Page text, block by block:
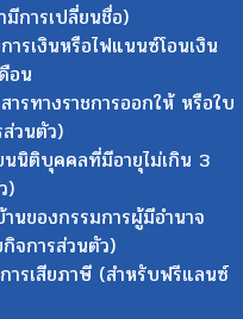
การเปลี่ยนชื่อ)
รเงินหรือไฟแนนซ์โอนเงิน
อน
ารทางราชการออกให้ หรือใบ
วนตัว)
นนิติบุคคลที่มีอายุไม่เกิน 3
)
นของกรรมการผู้มีอำนาจ
จการส่วนตัว)
ารเสียภาษี (สำหรับฟรีแลนซ์